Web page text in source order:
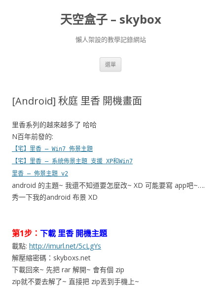
天空盒子 – skybox
懶人架設的教學記錄網站
選單
容
[Android] 秋庭 里香 開機畫面
里香系列的越來越多了 哈哈
N百年前發的:
【宅】里香 – Win7 佈景主題
【宅】里香 – 系統佈景主題 支援 XP和Win7
里香 – 佈景主題 v2
android 的主題~ 我還不知道要怎麼改~ XD 可能要寫 app吧~….
秀一下我的android 布景 XD
第1步： 下載 里香 開機主題
載點: http://imurl.net/5cLgYs
解壓縮密碼：skyboxs.net
下載回來~ 先把 rar 解開~ 會有個 zip
zip就不要去解了~ 直接把 zip丟到手機上~